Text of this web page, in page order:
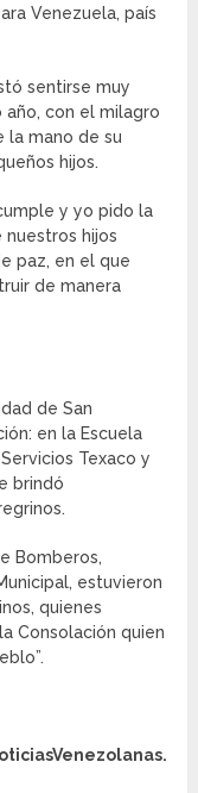
Venezuela, país
sentirse muy
año, con el milagro
la mano de su
hijos.
y yo pido la
hijos
paz, en el que
de manera
de San
en la Escuela
Texaco y
brindó
Bomberos,
estuvieron
quienes
Consolación quien